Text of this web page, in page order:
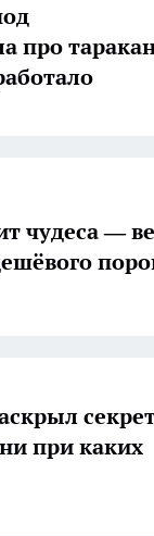
про
чудеса —
при каких